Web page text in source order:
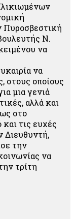
Πυροσβεστική
Ν.
να
να
στους οποίους
μια γενιά
αλλά και
στο
τις ευχές
Διευθυντή,
την
να
τρίτη